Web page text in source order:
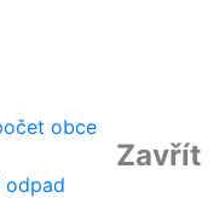
obce
Zavřít
odpad